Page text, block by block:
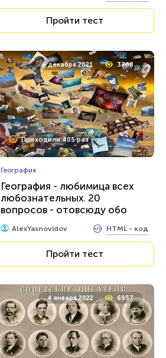
Пройти тест
6 декабря 2021 3768
Проходили 405 раз
География
География - любимица всех
любознательных. 20
вопросов - отовсюду обо
всем.
AlexYasnovidov HTML - код
Пройти тест
4 января 2022 6957